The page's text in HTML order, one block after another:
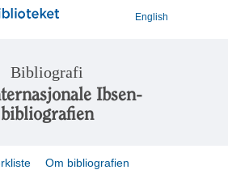
English
Bibliografi
Ibsen-
bibliografien
Om bibliografien